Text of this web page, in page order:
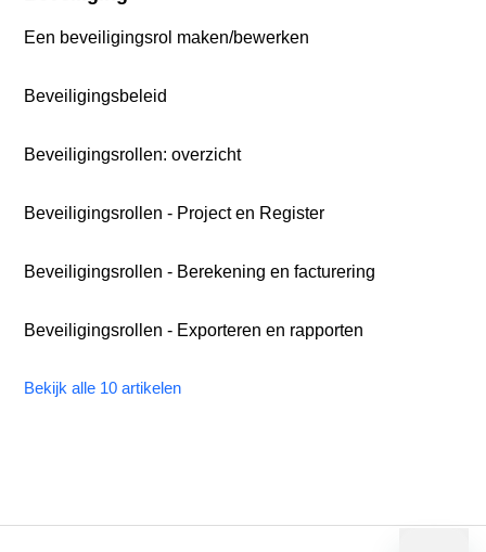
Een beveiligingsrol maken/bewerken
Beveiligingsbeleid
Beveiligingsrollen: overzicht
Beveiligingsrollen - Project en Register
Beveiligingsrollen - Berekening en facturering
Beveiligingsrollen - Exporteren en rapporten
Bekijk alle 10 artikelen